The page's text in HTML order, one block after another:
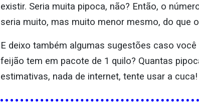
existir. Seria muita pipoca, não? Então, o
seria muito, mas muito menor mesmo, do que
E deixo também algumas sugestões caso
feijão tem em pacote de 1 quilo? Quantas
estimativas, nada de internet, tente usar a cuca!